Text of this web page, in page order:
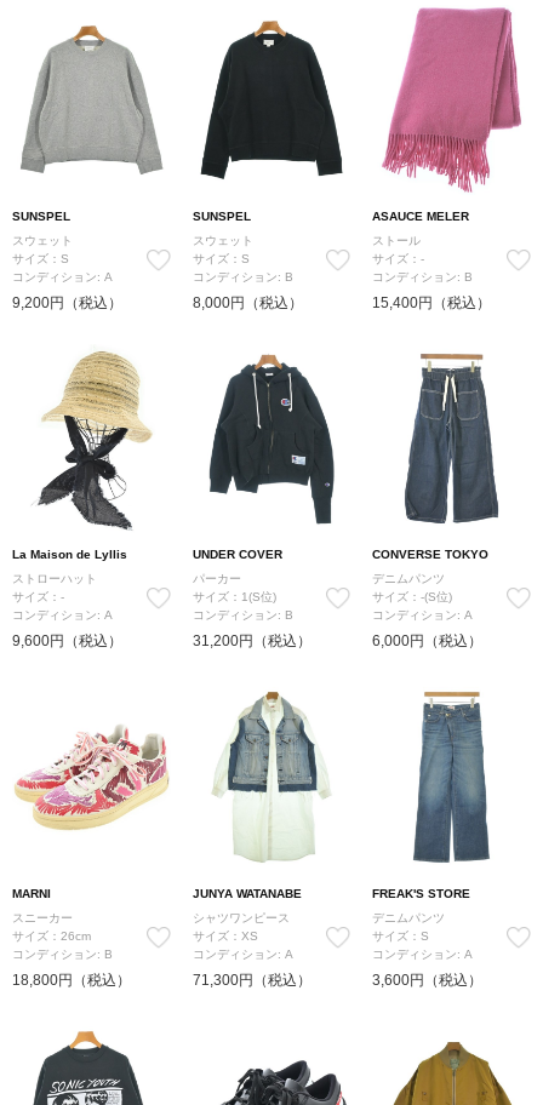
SUNSPEL
スウェット
サイズ：S
コンディション: A
9,200円（税込）
SUNSPEL
スウェット
サイズ：S
コンディション: B
8,000円（税込）
ASAUCE MELER
ストール
サイズ：-
コンディション: B
15,400円（税込）
La Maison de Lyllis
ストローハット
サイズ：-
コンディション: A
9,600円（税込）
UNDER COVER
パーカー
サイズ：1(S位)
コンディション: B
31,200円（税込）
CONVERSE TOKYO
デニムパンツ
サイズ：-(S位)
コンディション: A
6,000円（税込）
MARNI
スニーカー
サイズ：26cm
コンディション: B
18,800円（税込）
JUNYA WATANABE
シャツワンピース
サイズ：XS
コンディション: A
71,300円（税込）
FREAK'S STORE
デニムパンツ
サイズ：S
コンディション: A
3,600円（税込）